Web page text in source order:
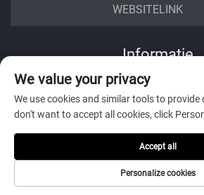
WEBSITELINK
Informatie
Meld je aan om onze wekelijkse
Verzenden
We value your privacy
We use cookies and similar tools to provide
don't want to accept all cookies, click
Personalize cookies
Accept all